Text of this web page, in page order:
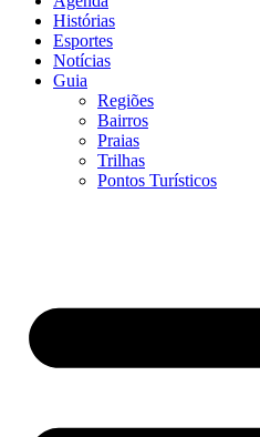
Histórias
Esportes
Notícias
Guia
Regiões
Bairros
Praias
Trilhas
Pontos Turísticos